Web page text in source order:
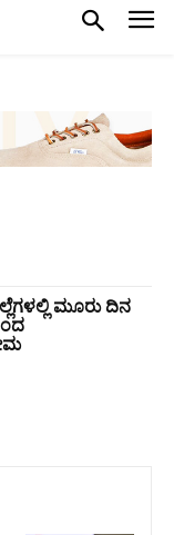
ಮೂರು ದಿನ